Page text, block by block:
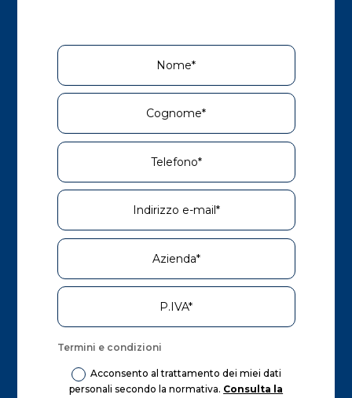
Termini e condizioni
Acconsento al trattamento dei miei dati
personali secondo la normativa. Consulta la